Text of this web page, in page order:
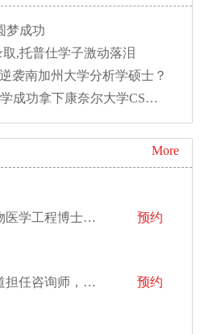
梦成功
,托普仕学子激动落泪
袭南加州大学分析学硕士？
凸显科研强项！美本Q同学成功拿下康奈尔大学CS硕士录取！
More
西北大学生物医学工程博士，康奈尔医学院生物医学影像硕士
预约
曾在普华永道担任咨询师，现就职于国内某互联网快消公司,商业分析师岗位
预约